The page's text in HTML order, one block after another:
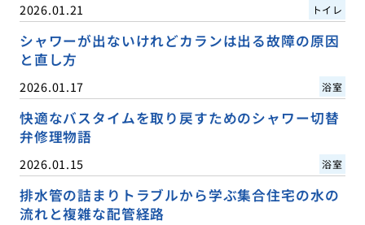
2026.01.21 トイレ
シャワーが出ないけれどカランは出る故障の原因
と直し方
2026.01.17 浴室
快適なバスタイムを取り戻すためのシャワー切替
弁修理物語
2026.01.15 浴室
排水管の詰まりトラブルから学ぶ集合住宅の水の
流れと複雑な配管経路